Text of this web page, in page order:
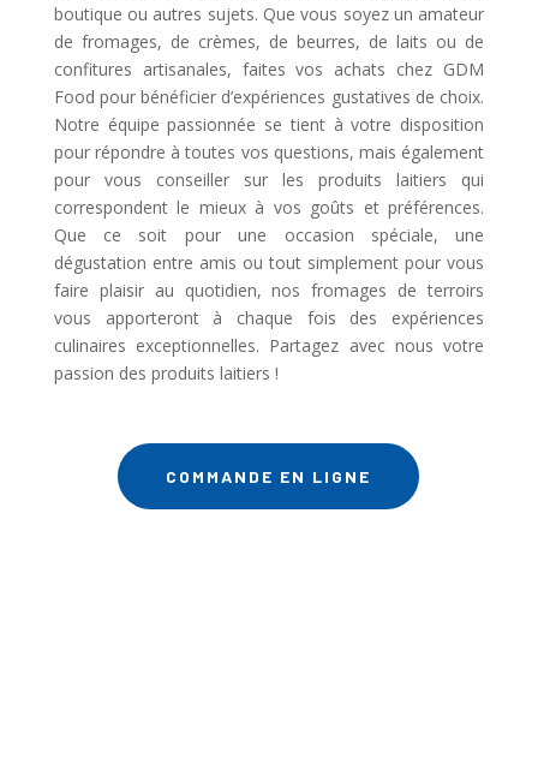
boutique ou autres sujets. Que vous soyez un amateur
de fromages, de crèmes, de beurres, de laits ou de
confitures artisanales, faites vos achats chez GDM
Food pour bénéficier d’expériences gustatives de choix.
Notre équipe passionnée se tient à votre disposition
pour répondre à toutes vos questions, mais également
pour vous conseiller sur les produits laitiers qui
correspondent le mieux à vos goûts et préférences.
Que ce soit pour une occasion spéciale, une
dégustation entre amis ou tout simplement pour vous
faire plaisir au quotidien, nos fromages de terroirs
vous apporteront à chaque fois des expériences
culinaires exceptionnelles. Partagez avec nous votre
passion des produits laitiers !
COMMANDE EN LIGNE